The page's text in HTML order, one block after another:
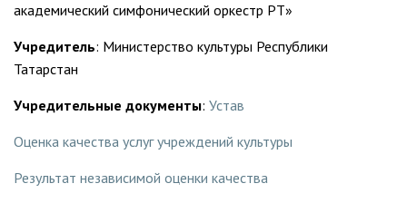
академический симфонический оркестр РТ»
Учредитель: Министерство культуры Республики
Татарстан
Учредительные документы: Устав
Оценка качества услуг учреждений культуры
Результат независимой оценки качества